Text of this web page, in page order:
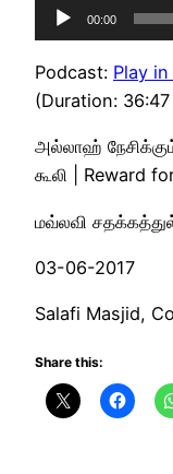
Audio
Player
00:00
Podcast: Play
(Duration:
அல்லாஹ்
கூலி | Reward
மவ்லவி
03-06-2017
Salafi Masjid,
Share this: